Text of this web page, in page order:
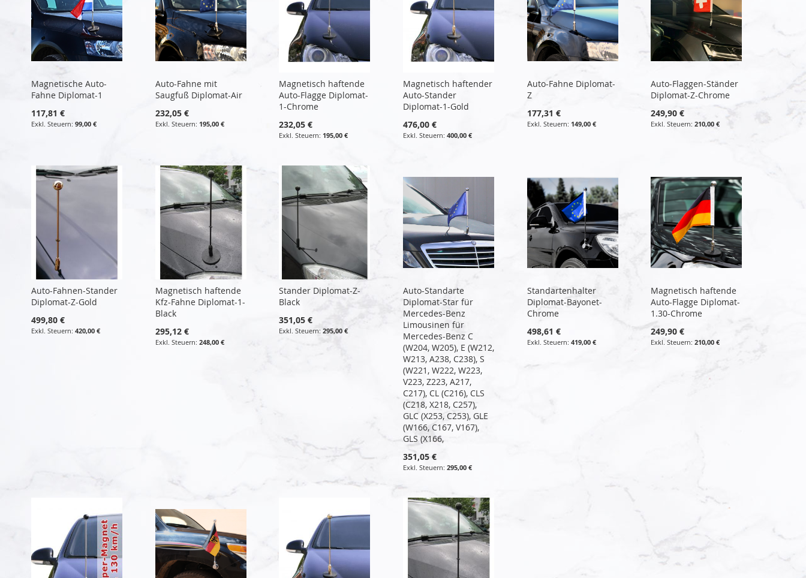
Magnetische Auto-
Fahne Diplomat-1
117,81 €
99,00 €
Auto-Fahne mit
Saugfuß Diplomat-Air
232,05 €
195,00 €
Magnetisch haftende
Auto-Flagge Diplomat-
1-Chrome
232,05 €
195,00 €
Magnetisch haftender
Auto-Stander
Diplomat-1-Gold
476,00 €
400,00 €
Auto-Fahne Diplomat-
Z
177,31 €
149,00 €
Auto-Flaggen-Ständer
Diplomat-Z-Chrome
249,90 €
210,00 €
Auto-Fahnen-Stander
Diplomat-Z-Gold
499,80 €
420,00 €
Magnetisch haftende
Kfz-Fahne Diplomat-1-
Black
295,12 €
248,00 €
Stander Diplomat-Z-
Black
351,05 €
295,00 €
Auto-Standarte
Diplomat-Star für
Mercedes-Benz
Limousinen für
Mercedes-Benz C
(W204, W205), E (W212,
W213, A238, C238), S
(W221, W222, W223,
V223, Z223, A217,
C217), CL (C216), CLS
(C218, X218, C257),
GLC (X253, C253), GLE
(W166, C167, V167),
GLS (X166,
351,05 €
295,00 €
Standartenhalter
Diplomat-Bayonet-
Chrome
498,61 €
419,00 €
Magnetisch haftende
Auto-Flagge Diplomat-
1.30-Chrome
249,90 €
210,00 €